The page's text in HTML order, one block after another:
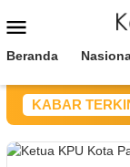
ke
Mobile
Beranda
KABAR
Kebakaran Hutan